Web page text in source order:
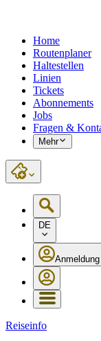
Home
Routenplaner
Haltestellen
Linien
Tickets
Abonnements
Jobs
Fragen &
Mehr
DE
Anmeldung
Reiseinfo